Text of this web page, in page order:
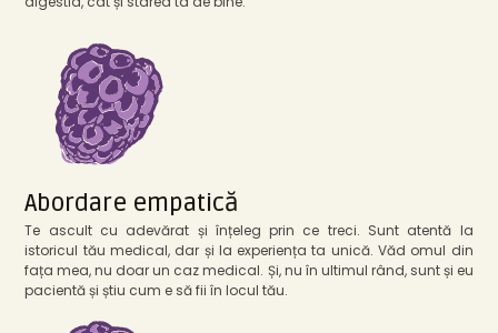
Abordare empatică
Te ascult cu adevărat și înțeleg prin ce treci. Sunt atentă la
istoricul tău medical, dar și la experiența ta unică. Văd omul din
fața mea, nu doar un caz medical. Și, nu în ultimul rând, sunt și eu
pacientă și știu cum e să fii în locul tău.